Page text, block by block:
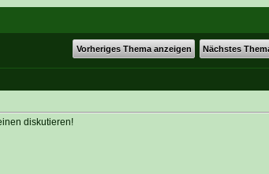
Vorheriges Thema anzeigen Nächstes
diskutieren!